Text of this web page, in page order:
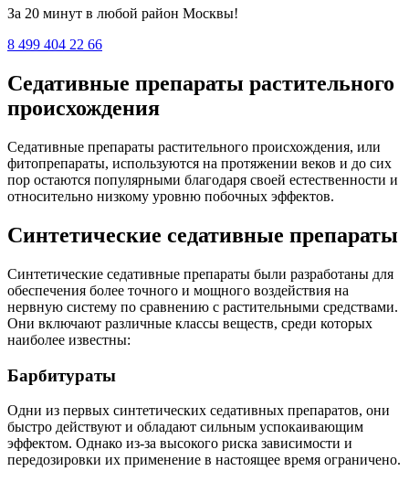
За 20 минут в любой район Москвы!
8 499 404 22 66
Седативные препараты растительного
происхождения
Седативные препараты растительного происхождения, или
фитопрепараты, используются на протяжении веков и до сих
пор остаются популярными благодаря своей естественности и
относительно низкому уровню побочных эффектов.
Синтетические седативные препараты
Синтетические седативные препараты были разработаны для
обеспечения более точного и мощного воздействия на
нервную систему по сравнению с растительными средствами.
Они включают различные классы веществ, среди которых
наиболее известны:
Барбитураты
Одни из первых синтетических седативных препаратов, они
быстро действуют и обладают сильным успокаивающим
эффектом. Однако из-за высокого риска зависимости и
передозировки их применение в настоящее время ограничено.